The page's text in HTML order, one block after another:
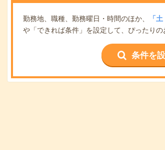
勤務地、職種、勤務曜日・時間のほか、 「
や「できれば条件」を設定して、ぴったり
条件を